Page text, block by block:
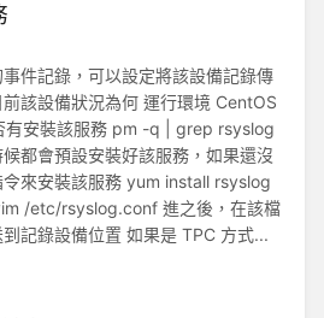
件記錄，可以設定將該設備記錄傳
該設備狀況為何 運行環境 CentOS
有安裝該服務 pm -q | grep rsyslog
都會預設安裝好該服務，如果還沒
來安裝該服務 yum install rsyslog
/etc/rsyslog.conf 進之後，在該檔
記錄設備位置 如果是 TPC 方式...